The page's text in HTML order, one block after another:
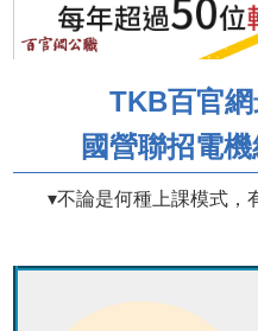
TKB百官
國營聯招電
▾不論是何種上課模式，